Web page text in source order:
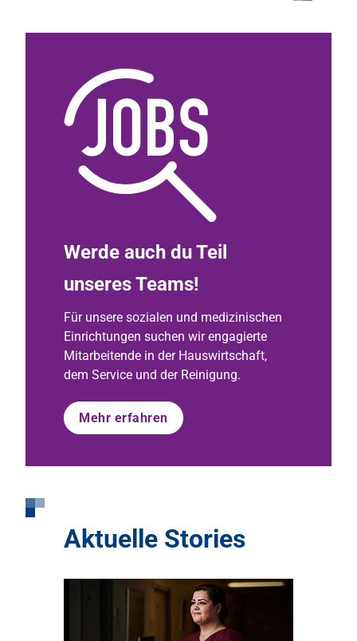
Werde auch du Teil
unseres Teams!
Für unsere sozialen und medizinischen
Einrichtungen suchen wir engagierte
Mitarbeitende in der Hauswirtschaft,
dem Service und der Reinigung.
Mehr erfahren
Aktuelle Stories